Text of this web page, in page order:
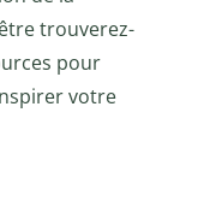
trouverez-
pour
votre